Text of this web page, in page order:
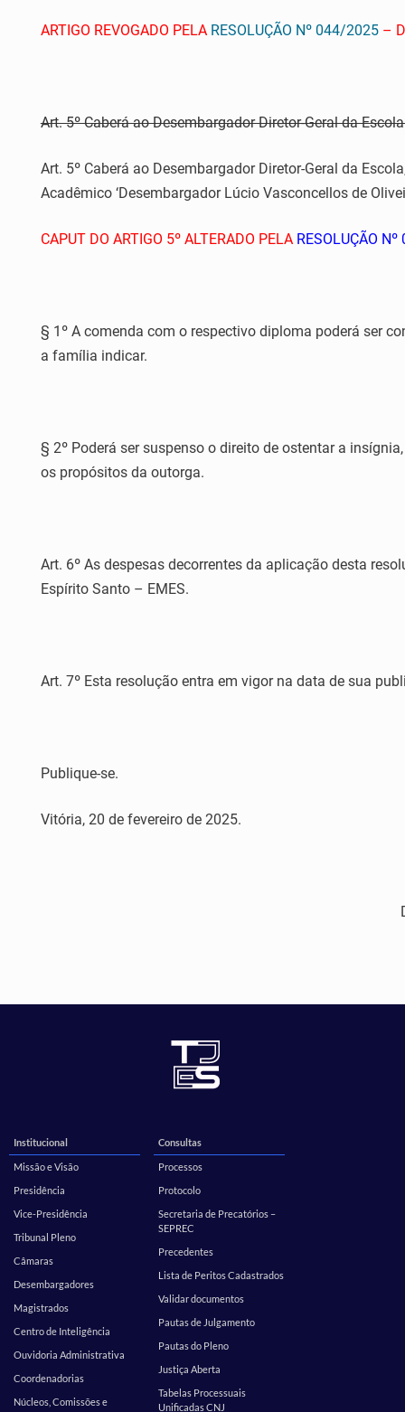
ARTIGO REVOGADO PELA RESOLUÇÃO Nº 044/2025–
Art. 5º Caberá ao Desembargador Diretor-Geral da
Art. 5º Caberá ao Desembargador Diretor-Geral da
Acadêmico ‘Desembargador Lúcio Vasconcellos de
CAPUT DO ARTIGO 5º ALTERADO PELA RESOLUÇÃO
§ 1º A comenda com o respectivo diploma poderá ser
a família indicar.
§ 2º Poderá ser suspenso o direito de ostentar a
os propósitos da outorga.
Art. 6º As despesas decorrentes da aplicação desta
Espírito Santo – EMES.
Art. 7º Esta resolução entra em vigor na data de sua
Publique-se.
Vitória, 20 de fevereiro de 2025.
Institucional
Missão e Visão
Presidência
Vice-Presidência
Tribunal Pleno
Câmaras
Desembargadores
Magistrados
Centro de Inteligência
Ouvidoria Administrativa
Coordenadorias
Núcleos, Comissões e
Consultas
Processos
Protocolo
Secretaria de Precatórios –
SEPREC
Precedentes
Lista de Peritos Cadastrados
Validar documentos
Pautas de Julgamento
Pautas do Pleno
Justiça Aberta
Tabelas Processuais
Unificadas CNJ